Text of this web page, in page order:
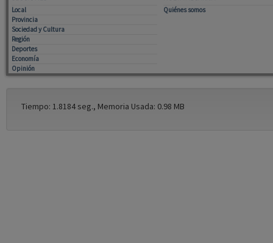
Local
Provincia
Sociedad y Cultura
Región
Deportes
Economía
Opinión
Quiénes somos
Tiempo: 1.8184 seg., Memoria Usada: 0.98 MB